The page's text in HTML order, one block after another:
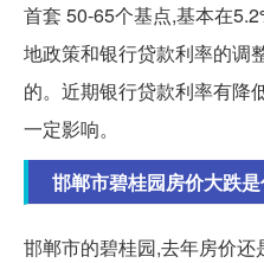
首套 50-65个基点,基本在
地政策和银行贷款利率的调
的。近期银行贷款利率有降
一定影响。
邯郸市碧桂园房价大跌
邯郸市的碧桂园,去年房价